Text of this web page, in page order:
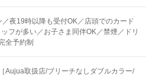
夜19時以降も受付OK／店頭でのカード
フが多い／お子さま同伴OK／禁煙／ドリ
全予約制
Aujua取扱店/ブリーチなしダブルカラー/